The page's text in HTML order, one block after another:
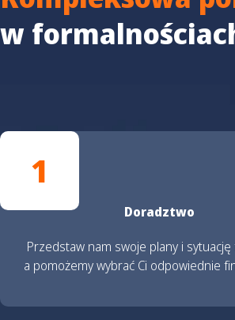
w
1
Doradztwo
Przedstaw nam swoje plany i
a pomożemy wybrać Ci odpowiednie